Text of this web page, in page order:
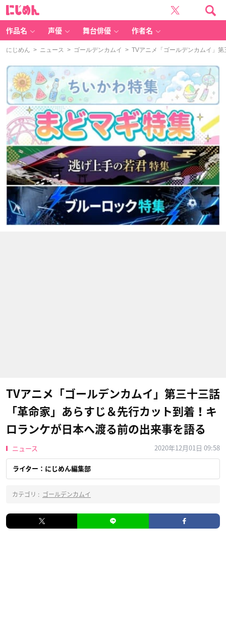
作品名 声優 舞台俳優 作者名
にじめん > ニュース > ゴールデンカムイ > TVアニメ「ゴールデンカムイ」
TVアニメ「ゴールデンカムイ」第三十三話
「革命家」あらすじ＆先行カット到着！キ
ロランケが日本へ渡る前の出来事を語る
ニュース 2020年12月01日 09:58
ライター：にじめん編集部
カテゴリ : ゴールデンカムイ